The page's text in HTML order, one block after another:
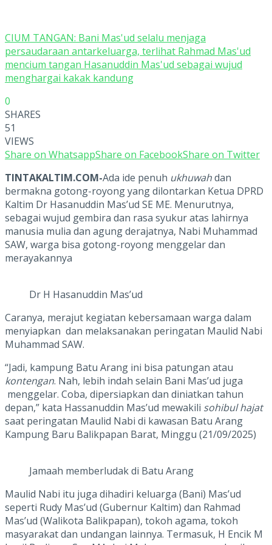
CIUM TANGAN: Bani Mas'ud selalu menjaga
persaudaraan antarkeluarga, terlihat Rahmad Mas'ud
mencium tangan Hasanuddin Mas'ud sebagai wujud
menghargai kakak kandung
0
SHARES
51
VIEWS
Share on WhatsappShare on FacebookShare on Twitter
TINTAKALTIM.COM-Ada ide penuh ukhuwahdan
bermakna gotong-royong yang dilontarkan Ketua DPRD
Kaltim Dr Hasanuddin Mas’ud SE ME. Menurutnya,
sebagai wujud gembira dan rasa syukur atas lahirnya
manusia mulia dan agung derajatnya, Nabi Muhammad
SAW, warga bisa gotong-royong menggelar dan
merayakannya
Dr H Hasanuddin Mas’ud
Caranya, merajut kegiatan kebersamaan warga dalam
menyiapkan dan melaksanakan peringatan Maulid Nabi
Muhammad SAW.
“Jadi, kampung Batu Arang ini bisa patungan atau
kontengan. Nah, lebih indah selain Bani Mas’ud juga
menggelar. Coba, dipersiapkan dan diniatkan tahun
depan,” kata Hassanuddin Mas’ud mewakili sohibul hajat
saat peringatan Maulid Nabi di kawasan Batu Arang
Kampung Baru Balikpapan Barat, Minggu (21/09/2025)
Jamaah memberludak di Batu Arang
Maulid Nabi itu juga dihadiri keluarga (Bani) Mas’ud
seperti Rudy Mas’ud (Gubernur Kaltim) dan Rahmad
Mas’ud (Walikota Balikpapan), tokoh agama, tokoh
masyarakat dan undangan lainnya. Termasuk, H Encik M